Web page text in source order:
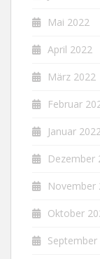
Mai 2022
April 2022
März 2022
Februar
Januar
Dezember
November
Oktober
September